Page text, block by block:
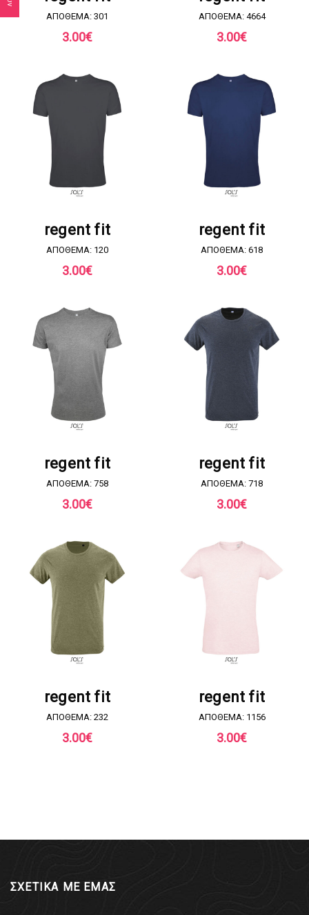
ΑΠΟΘΕΜΑ: 301
3.00€
ΑΠΟΘΕΜΑ: 4664
3.00€
regent fit
ΑΠΟΘΕΜΑ: 120
3.00€
regent fit
ΑΠΟΘΕΜΑ: 618
3.00€
regent fit
ΑΠΟΘΕΜΑ: 758
3.00€
regent fit
ΑΠΟΘΕΜΑ: 718
3.00€
regent fit
ΑΠΟΘΕΜΑ: 232
3.00€
regent fit
ΑΠΟΘΕΜΑ: 1156
3.00€
ΣΧΕΤΙΚΑ ΜΕ ΕΜΑΣ